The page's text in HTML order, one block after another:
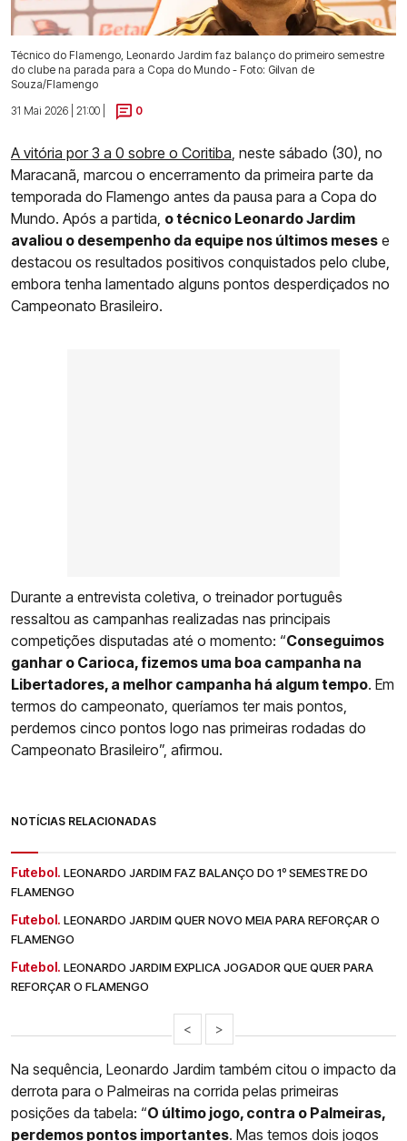
Técnico do Flamengo, Leonardo Jardim faz balanço do primeiro semestre
do clube na parada para a Copa do Mundo - Foto: Gilvan de
Souza/Flamengo
31 Mai 2026 | 21:00 |
0
A vitória por 3 a 0 sobre o Coritiba , neste sábado (30), no
Maracanã, marcou o encerramento da primeira parte da
temporada do Flamengo antes da pausa para a Copa do
Mundo. Após a partida, o técnico Leonardo Jardim
avaliou o desempenho da equipe nos últimos meses e
destacou os resultados positivos conquistados pelo clube,
embora tenha lamentado alguns pontos desperdiçados no
Campeonato Brasileiro.
Durante a entrevista coletiva, o treinador português
ressaltou as campanhas realizadas nas principais
competições disputadas até o momento: “Conseguimos
ganhar o Carioca, fizemos uma boa campanha na
Libertadores, a melhor campanha há algum tempo. Em
termos do campeonato, queríamos ter mais pontos,
perdemos cinco pontos logo nas primeiras rodadas do
Campeonato Brasileiro”, afirmou.
NOTÍCIAS RELACIONADAS
Futebol. LEONARDO JARDIM FAZ BALANÇO DO 1º SEMESTRE DO
FLAMENGO
Futebol. LEONARDO JARDIM QUER NOVO MEIA PARA REFORÇAR O
FLAMENGO
Futebol. LEONARDO JARDIM EXPLICA JOGADOR QUE QUER PARA
REFORÇAR O FLAMENGO
< >
Na sequência, Leonardo Jardim também citou o impacto da
derrota para o Palmeiras na corrida pelas primeiras
posições da tabela: “O último jogo, contra o Palmeiras,
perdemos pontos importantes. Mas temos dois jogos